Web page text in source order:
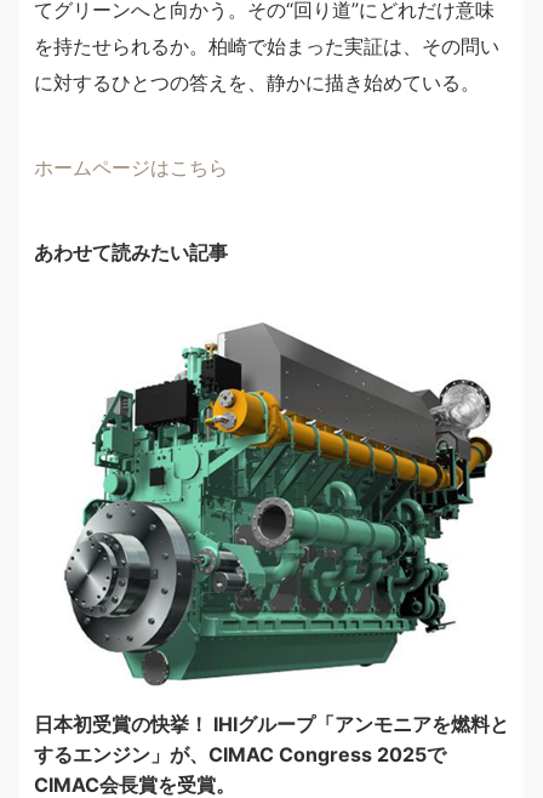
てグリーンへと向かう。その“回り道”にどれだけ意味
を持たせられるか。柏崎で始まった実証は、その問い
に対するひとつの答えを、静かに描き始めている。
ホームページはこちら
あわせて読みたい記事
日本初受賞の快挙！ IHIグループ「アンモニアを燃料と
するエンジン」が、CIMAC Congress 2025で
CIMAC会長賞を受賞。